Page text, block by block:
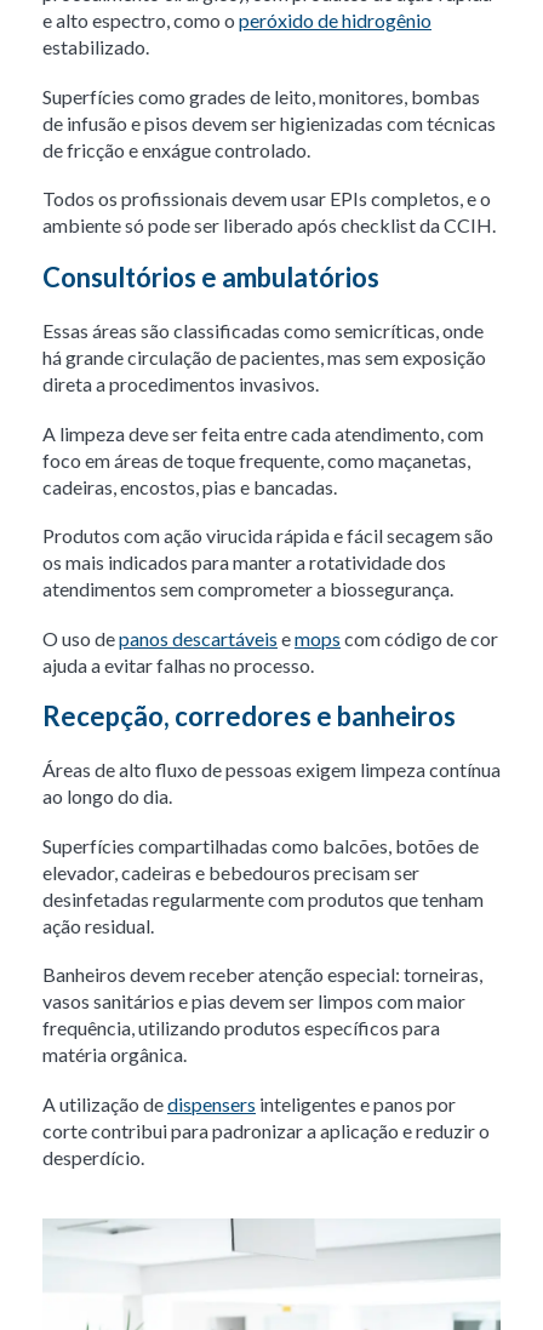
e alto espectro, como o peróxido de hidrogênio
estabilizado.
Superfícies como grades de leito, monitores, bombas
de infusão e pisos devem ser higienizadas com técnicas
de fricção e enxágue controlado.
Todos os profissionais devem usar EPIs completos, e o
ambiente só pode ser liberado após checklist da CCIH.
Consultórios e ambulatórios
Essas áreas são classificadas como semicríticas, onde
há grande circulação de pacientes, mas sem exposição
direta a procedimentos invasivos.
A limpeza deve ser feita entre cada atendimento, com
foco em áreas de toque frequente, como maçanetas,
cadeiras, encostos, pias e bancadas.
Produtos com ação virucida rápida e fácil secagem são
os mais indicados para manter a rotatividade dos
atendimentos sem comprometer a biossegurança.
O uso depanos descartáveis emops com código de cor
ajuda a evitar falhas no processo.
Recepção, corredores e banheiros
Áreas de alto fluxo de pessoas exigem limpeza contínua
ao longo do dia.
Superfícies compartilhadas como balcões, botões de
elevador, cadeiras e bebedouros precisam ser
desinfetadas regularmente com produtos que tenham
ação residual.
Banheiros devem receber atenção especial: torneiras,
vasos sanitários e pias devem ser limpos com maior
frequência, utilizando produtos específicos para
matéria orgânica.
A utilização dedispensers inteligentes e panos por
corte contribui para padronizar a aplicação e reduzir o
desperdício.